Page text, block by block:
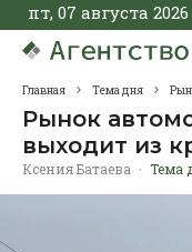
пт, 07 августа 2026
Главная Тема дня
Рынок
выходит из
Ксения Батаева · Тема